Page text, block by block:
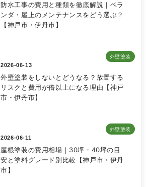
防水工事の費用と種類を徹底解説｜ベラ
ンダ・屋上のメンテナンスをどう選ぶ？
【神戸市・伊丹市】
外壁塗装
2026-06-13
外壁塗装をしないとどうなる？放置する
リスクと費用が倍以上になる理由【神戸
市・伊丹市】
外壁塗装
2026-06-11
屋根塗装の費用相場｜30坪・40坪の目
安と塗料グレード別比較【神戸市・伊丹
市】